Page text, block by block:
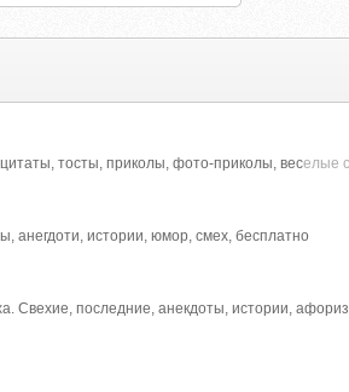
тосты, приколы, фото-приколы, веселые
анегдоти, истории, юмор, смех, бесплатно
Свехие, последние, анекдоты, истории,